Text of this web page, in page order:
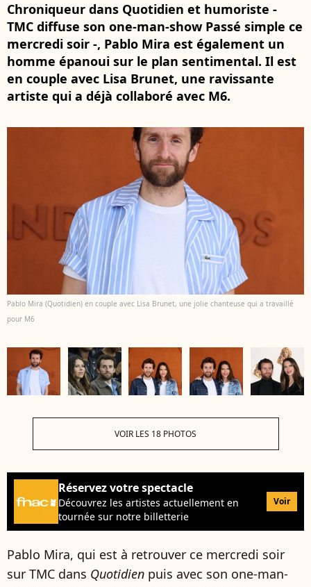
Chroniqueur dans Quotidien et humoriste -
TMC diffuse son one-man-show Passé simple ce
mercredi soir -, Pablo Mira est également un
homme épanoui sur le plan sentimental. Il est
en couple avec Lisa Brunet, une ravissante
artiste qui a déjà collaboré avec M6.
Pablo Mira (Quotidien) en couple avec Lisa Brunet, une jolie chanteuse qui a travaillé
pour M6
VOIR LES 18 PHOTOS
Réservez votre spectacle
Découvrez les artistes actuellement en
tournée sur notre billetterie
Voir
Pablo Mira, qui est à retrouver ce mercredi soir
sur TMC dans Quotidien puis avec son one-man-